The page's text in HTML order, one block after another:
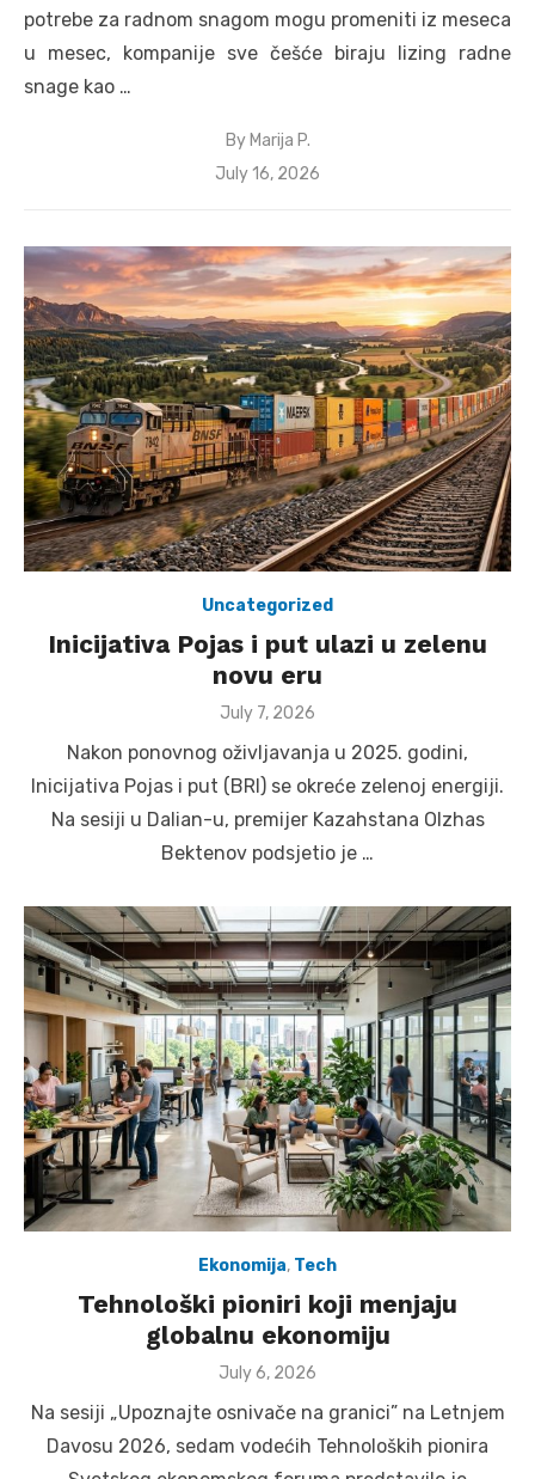
potrebe za radnom snagom mogu promeniti iz meseca
u mesec, kompanije sve češće biraju lizing radne
snage kao …
By Marija P.
Posted
July 16, 2026
Uncategorized
Inicijativa Pojas i put ulazi u zelenu
novu eru
Posted
July 7, 2026
Nakon ponovnog oživljavanja u 2025. godini,
Inicijativa Pojas i put (BRI) se okreće zelenoj energiji.
Na sesiji u Dalian-u, premijer Kazahstana Olzhas
Bektenov podsjetio je …
Ekonomija, Tech
Tehnološki pioniri koji menjaju
globalnu ekonomiju
Posted
July 6, 2026
Na sesiji „Upoznajte osnivače na granici” na Letnjem
Davosu 2026, sedam vodećih Tehnoloških pionira